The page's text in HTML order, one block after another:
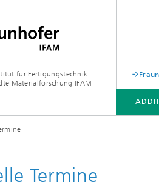
für Fertigungstechnik
Materialforschung IFAM
PRINTING
Termine